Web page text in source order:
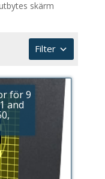
skärm
Filter
för 9
and